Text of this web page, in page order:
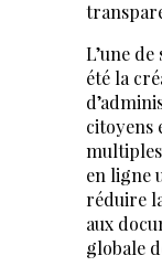
L’une
été la
citoyens
en ligne
réduire
aux
globale